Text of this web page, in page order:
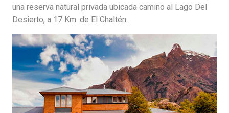
una reserva natural privada ubicada camino al Lago Del
Desierto, a 17 Km. de El Chaltén.